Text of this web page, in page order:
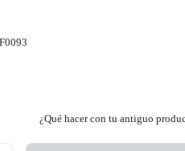
¿Qué hacer con tu antiguo